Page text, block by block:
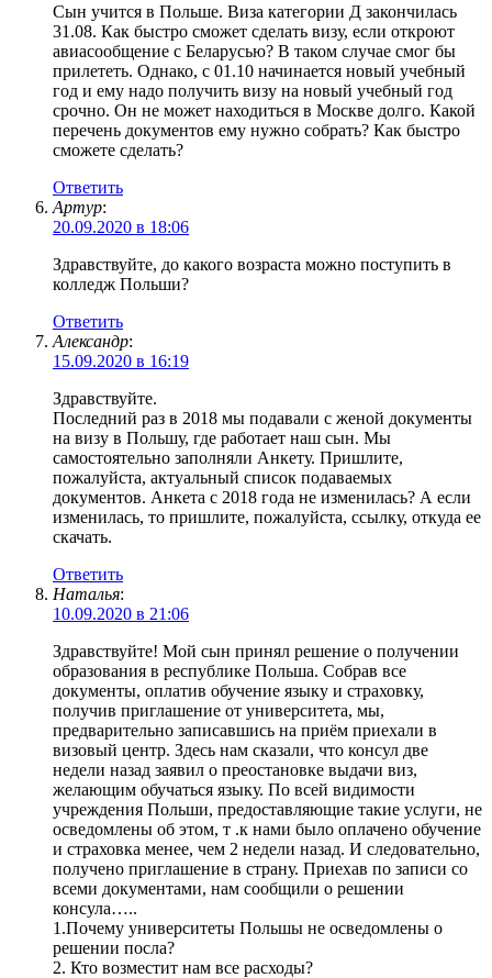
Сын учится в Польше. Виза категории Д закончилась
31.08. Как быстро сможет сделать визу, если откроют
авиасообщение с Беларусью? В таком случае смог бы
прилететь. Однако, с 01.10 начинается новый учебный
год и ему надо получить визу на новый учебный год
срочно. Он не может находиться в Москве долго. Какой
перечень документов ему нужно собрать? Как быстро
сможете сделать?
Ответить
Артур:
20.09.2020 в 18:06
Здравствуйте, до какого возраста можно поступить в
колледж Польши?
Ответить
Александр:
15.09.2020 в 16:19
Здравствуйте.
Последний раз в 2018 мы подавали с женой документы
на визу в Польшу, где работает наш сын. Мы
самостоятельно заполняли Анкету. Пришлите,
пожалуйста, актуальный список подаваемых
документов. Анкета с 2018 года не изменилась? А если
изменилась, то пришлите, пожалуйста, ссылку, откуда ее
скачать.
Ответить
Наталья:
10.09.2020 в 21:06
Здравствуйте! Мой сын принял решение о получении
образования в республике Польша. Собрав все
документы, оплатив обучение языку и страховку,
получив приглашение от университета, мы,
предварительно записавшись на приём приехали в
визовый центр. Здесь нам сказали, что консул две
недели назад заявил о преостановке выдачи виз,
желающим обучаться языку. По всей видимости
учреждения Польши, предоставляющие такие услуги, не
осведомлены об этом, т .к нами было оплачено обучение
и страховка менее, чем 2 недели назад. И следовательно,
получено приглашение в страну. Приехав по записи со
всеми документами, нам сообщили о решении
консула…..
1.Почему университеты Польшы не осведомлены о
решении посла?
2. Кто возместит нам все расходы?